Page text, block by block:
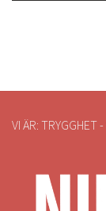
VI ÄR: TRYGGHET